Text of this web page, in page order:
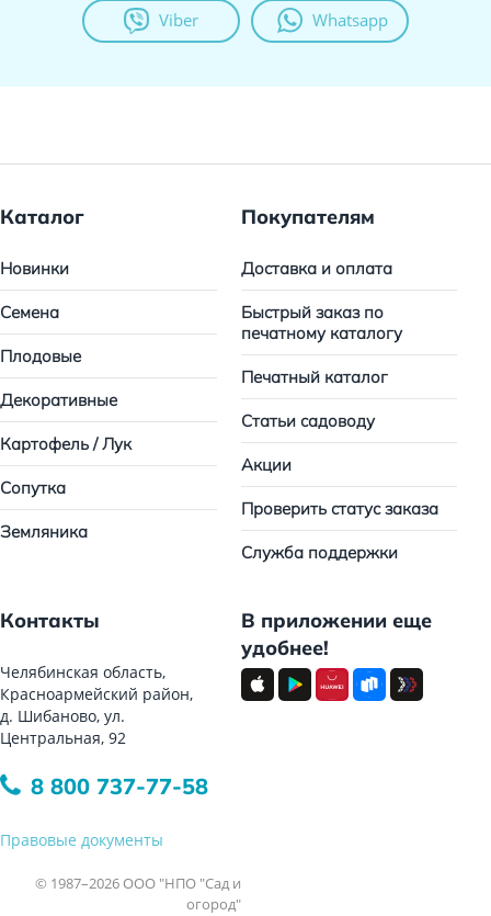
Viber Whatsapp
Каталог
Новинки
Семена
Плодовые
Декоративные
Картофель / Лук
Сопутка
Земляника
Покупателям
Доставка и оплата
Быстрый заказ по
печатному каталогу
Печатный каталог
Статьи садоводу
Акции
Проверить статус заказа
Служба поддержки
Контакты
Челябинская область,
Красноармейский район,
д. Шибаново, ул.
Центральная, 92
8 800 737-77-58
Правовые документы
© 1987–2026 ООО "НПО "Сад и
огород"
В приложении еще
удобнее!